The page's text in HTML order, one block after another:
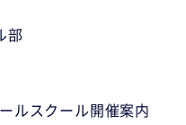
部
ルスクール開催案内